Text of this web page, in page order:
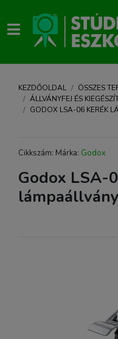
KEZDŐOLDAL ÖSSZES
ÁLLVÁNYFEJ ÉS
GODOX LSA-06 KERÉK
Cikkszám: Márka: Godox
Godox LSA-